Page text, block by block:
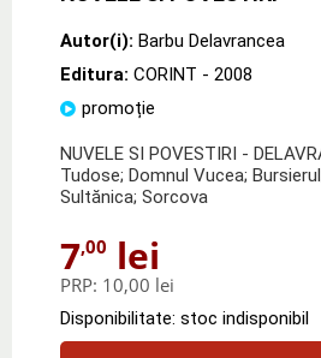
Autor(i): Barbu Delavrancea
Editura: CORINT - 2008
promoție
NUVELE SI POVESTIRI -
Tudose; Domnul Vucea;
Sultănica; Sorcova
7,00 lei
PRP: 10,00 lei
Disponibilitate: stoc indisponibil